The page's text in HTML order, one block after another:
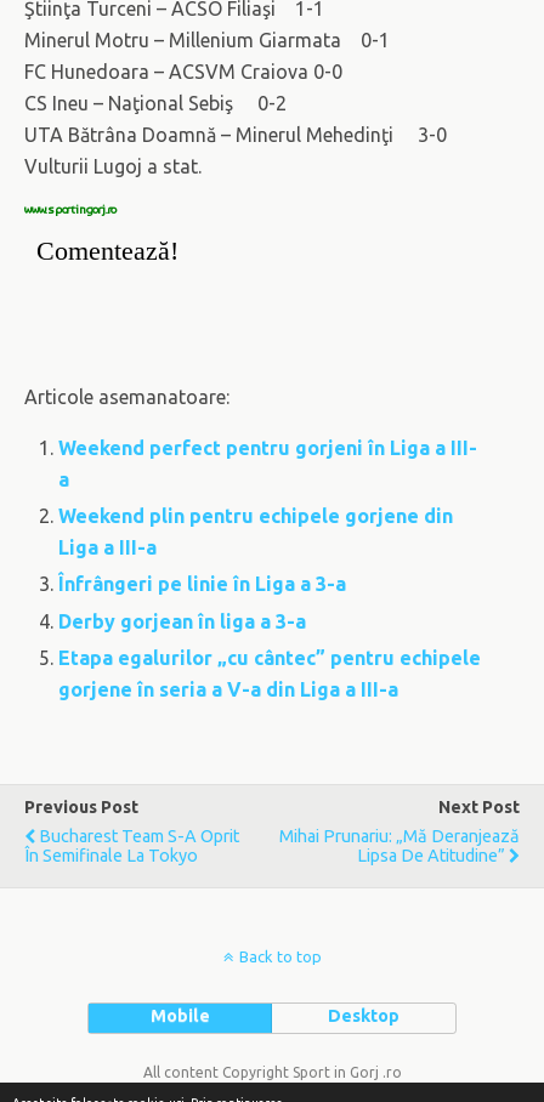
Ştiinţa Turceni – ACSO Filiaşi 1-1
Minerul Motru – Millenium Giarmata 0-1
FC Hunedoara – ACSVM Craiova 0-0
CS Ineu – Naţional Sebiş 0-2
UTA Bătrâna Doamnă – Minerul Mehedinţi 3-0
Vulturii Lugoj a stat.
www.sportingorj.ro
Comentează!
Articole asemanatoare:
Weekend perfect pentru gorjeni în Liga a III-
a
Weekend plin pentru echipele gorjene din
Liga a III-a
Înfrângeri pe linie în Liga a 3-a
Derby gorjean în liga a 3-a
Etapa egalurilor „cu cântec” pentru echipele
gorjene în seria a V-a din Liga a III-a
Previous Post
Bucharest Team S-A Oprit
În Semifinale La Tokyo
Next Post
Mihai Prunariu: „Mă Deranjează
Lipsa De Atitudine”
Back to top
Mobile Desktop
All content Copyright Sport in Gorj .ro